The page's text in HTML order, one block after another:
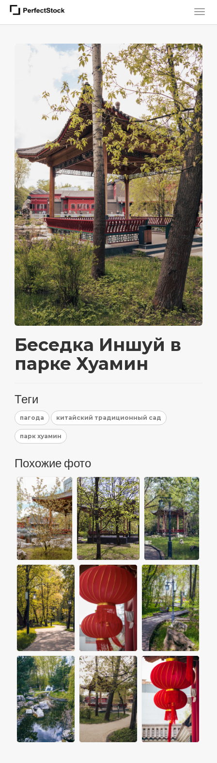
Беседка Иншуй в
парке Хуамин
Теги
пагода китайский традиционный сад
парк хуамин
Похожие фото